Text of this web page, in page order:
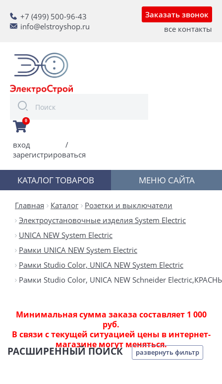
+7 (499) 500-96-43
info@elstroyshop.ru
Заказать звонок
все контакты
0
вход
/
зарегистрироваться
КАТАЛОГ ТОВАРОВ МЕНЮ САЙТА
Главная Каталог
Розетки и выключатели
Электроустановочные изделия System Electric
UNICA NEW System Electric
Рамки UNICA NEW System Electric
Рамки Studio Color, UNICA NEW System Electric
Рамки Studio Color, UNICA NEW Schneider
Минимальная сумма заказа составляет 1 000
руб.
В связи с текущей ситуацией цены в интернет-
магазине могут меняться.
РАСШИРЕННЫЙ ПОИСК развернуть фильтр